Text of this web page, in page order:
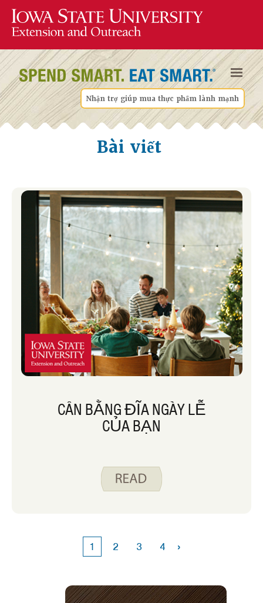
Nhận trợ giúp mua thực phẩm lành mạnh
Bài viết
CÂN BẰNG ĐĨA NGÀY LỄ
CỦA BẠN
1 2 3 4 ›